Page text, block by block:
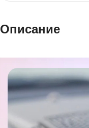
Описание